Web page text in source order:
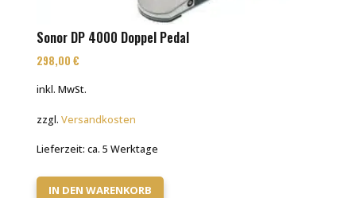
Sonor DP 4000 Doppel Pedal
298,00€
inkl. MwSt.
zzgl.Versandkosten
Lieferzeit:ca. 5 Werktage
IN DEN WARENKORB